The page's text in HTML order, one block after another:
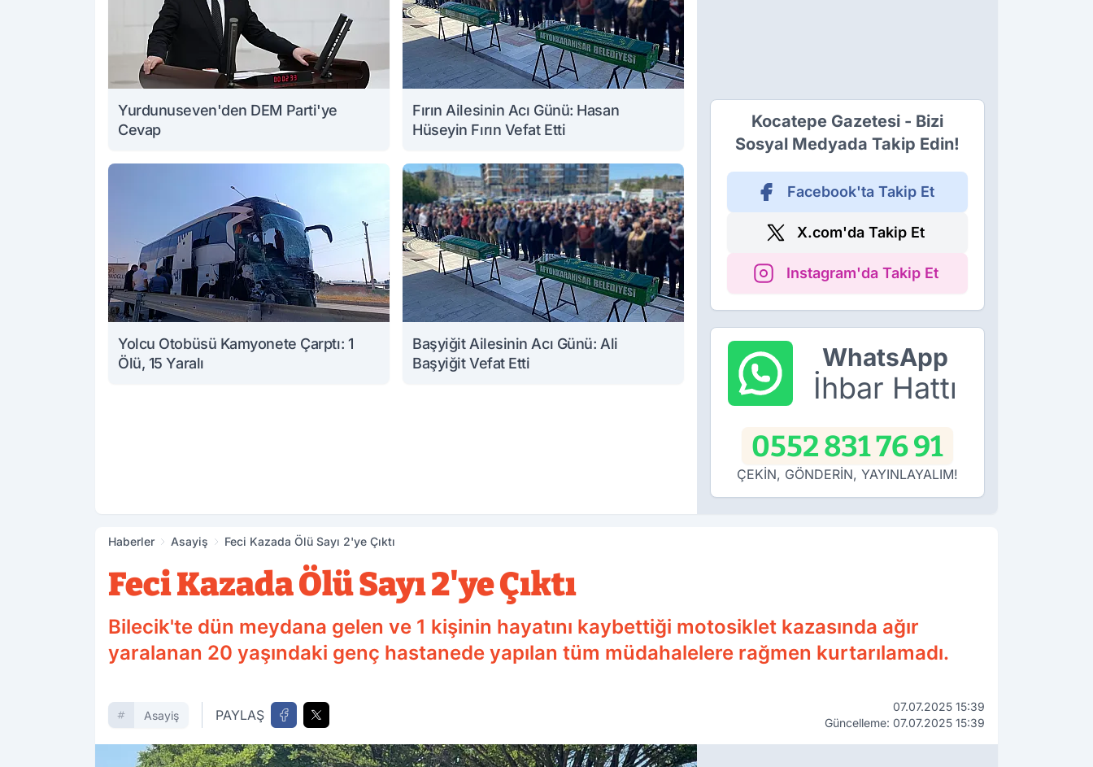
Yurdunuseven'den DEM Parti'ye
Cevap
Fırın Ailesinin Acı Günü: Hasan
Hüseyin Fırın Vefat Etti
Yolcu Otobüsü Kamyonete Çarptı: 1
Ölü, 15 Yaralı
Başyiğit Ailesinin Acı Günü: Ali
Başyiğit Vefat Etti
Kocatepe Gazetesi - Bizi
Sosyal Medyada Takip Edin!
Facebook'ta Takip Et
X.com'da Takip Et
Instagram'da Takip Et
WhatsApp
İhbar Hattı
0552 831 76 91
ÇEKİN, GÖNDERİN, YAYINLAYALIM!
Haberler Asayiş Feci Kazada Ölü Sayı 2'ye Çıktı
Feci Kazada Ölü Sayı 2'ye Çıktı
Bilecik'te dün meydana gelen ve 1 kişinin hayatını kaybettiği motosiklet kazasında ağır
yaralanan 20 yaşındaki genç hastanede yapılan tüm müdahalelere rağmen kurtarılamadı.
Asayiş PAYLAŞ
07.07.2025 15:39
Güncelleme: 07.07.2025 15:39